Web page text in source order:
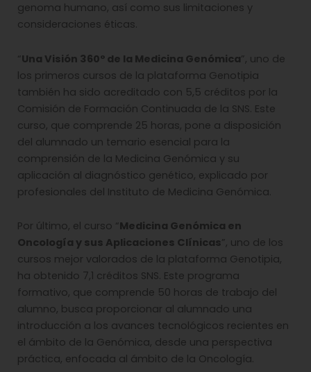
genoma humano, así como sus limitaciones y
consideraciones éticas.
“Una Visión 360º de la Medicina Genómica”, uno de
los primeros cursos de la plataforma Genotipia
también ha sido acreditado con 5,5 créditos por la
Comisión de Formación Continuada de la SNS. Este
curso, que comprende 25 horas, pone a disposición
del alumnado un temario esencial para la
comprensión de la Medicina Genómica y su
aplicación al diagnóstico genético, explicado por
profesionales del Instituto de Medicina Genómica.
Por último, el curso “Medicina Genómica en
Oncología y sus Aplicaciones Clínicas”, uno de los
cursos mejor valorados de la plataforma Genotipia,
ha obtenido 7,1 créditos SNS. Este programa
formativo, que comprende 50 horas de trabajo del
alumno, busca proporcionar al alumnado una
introducción a los avances tecnológicos recientes en
el ámbito de la Genómica, desde una perspectiva
práctica, enfocada al ámbito de la Oncología.